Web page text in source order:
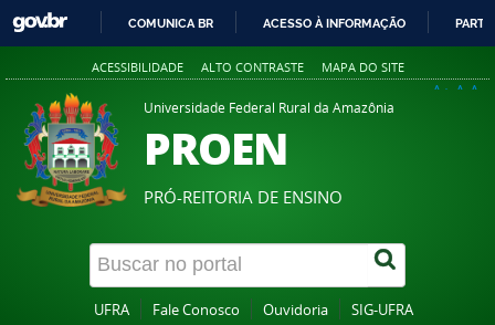
PARA
O
CONTEÚDO
COMUNICA BR ACESSO À INFORMAÇÃO
ACESSIBILIDADE ALTO CONTRASTE MAPA DO SITE
A+ A A-
Universidade Federal Rural da Amazônia
PROEN
PRÓ-REITORIA DE ENSINO
UFRA Fale Conosco Ouvidoria SIG-UFRA